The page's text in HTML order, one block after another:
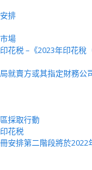
排
場
花税 –《2023年印花稅
就賣方或其指定財務公
採取行動
花税
安排第二階段將於2022